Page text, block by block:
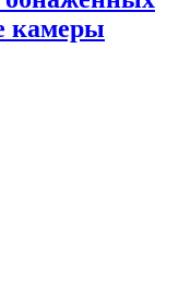
камеры